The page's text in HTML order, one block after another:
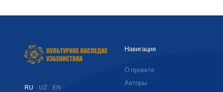
RU UZ EN
Навигация
О проекте
Авторы